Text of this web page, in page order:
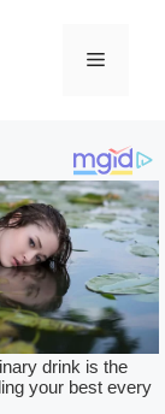
Menu